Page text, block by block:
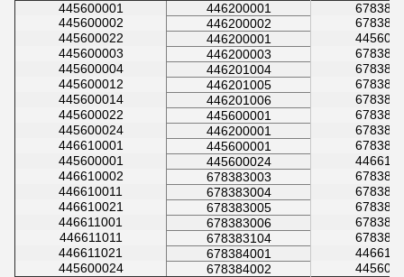
445600001 446200001
445600002
446200002
445600022
446200001
445600003
446200003
445600004
446201004
445600012
446201005
445600014
446201006
445600022
445600001
445600024
446200001
446610001
445600001
445600001
445600024
446610002
678383003
446610011
678383004
446610021
678383005
446611001
678383006
446611011
678383104
446611021
678384001
445600024
678384002